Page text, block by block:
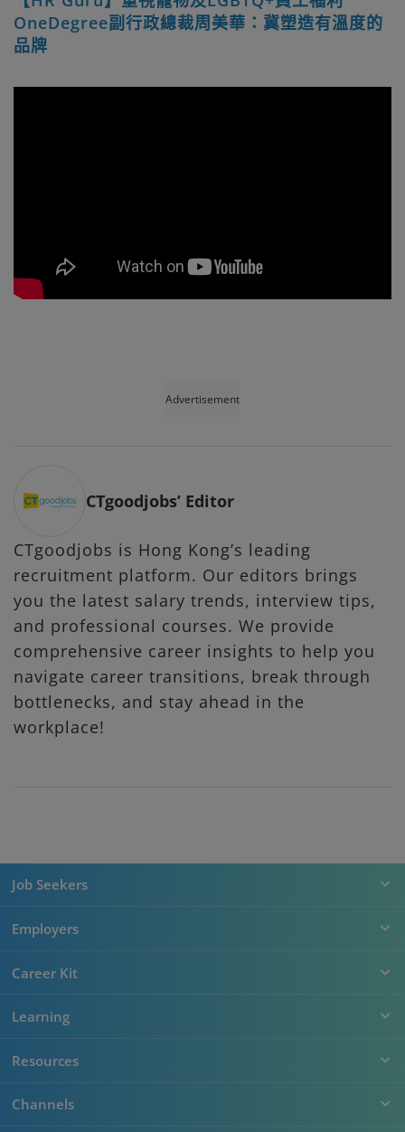
OneDegree副行政總裁周美華：冀塑造有溫度的
品牌
Advertisement
CTgoodjobs’ Editor
CTgoodjobs is Hong Kong’s leading
recruitment platform. Our editors brings
you the latest salary trends, interview tips,
and professional courses. We provide
comprehensive career insights to help you
navigate career transitions, break through
bottlenecks, and stay ahead in the
workplace!
Job Seekers
Employers
Career Kit
Learning
Resources
Channels